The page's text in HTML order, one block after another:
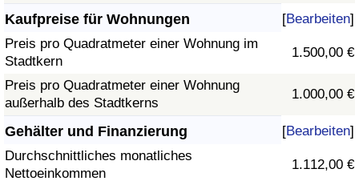
Kaufpreise für Wohnungen [Bearbeiten]
Preis pro Quadratmeter einer Wohnung im
Stadtkern
1.500,00 €
Preis pro Quadratmeter einer Wohnung
außerhalb des Stadtkerns
1.000,00 €
Gehälter und Finanzierung [Bearbeiten]
Durchschnittliches monatliches
Nettoeinkommen
1.112,00 €
Kriminalitäts-Index (aktuell)
Kriminalitäts-Index
Kriminalitätsindex nach Land
Gesundheitsversorgung
Gesundheitsversorgungs-Index (aktuell)